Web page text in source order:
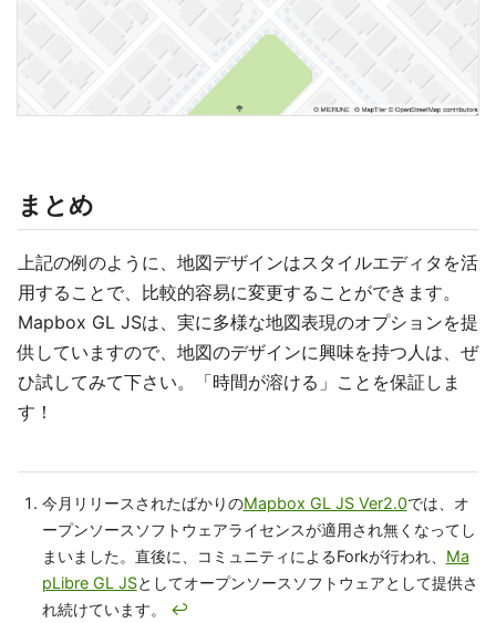
まとめ
上記の例のように、地図デザインはスタイルエディタを活
用することで、比較的容易に変更することができます。
Mapbox GL JSは、実に多様な地図表現のオプションを提
供していますので、地図のデザインに興味を持つ人は、ぜ
ひ試してみて下さい。「時間が溶ける」ことを保証しま
す！
今月リリースされたばかりのMapbox GL JS Ver2.0では、オ
ープンソースソフトウェアライセンスが適用され無くなってし
まいました。直後に、コミュニティによるForkが行われ、 Ma
pLibre GL JSとしてオープンソースソフトウェアとして提供さ
れ続けています。 ↩